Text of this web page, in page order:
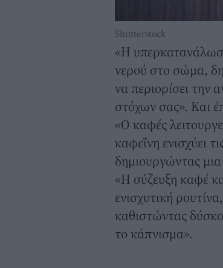
Shutterstock
«Η
νερού στο σώμα,
να περιορίσει την
στόχων σας». Και
«Ο καφές
καφεΐνη ενισχύει
δημιουργώντας μια
«Η σύζευξη καφέ
ενισχυτική
καθιστώντας
το κάπνισμα».